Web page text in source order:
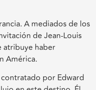
A mediados de los
de Jean-Louis
atribuye haber
América.
por Edward